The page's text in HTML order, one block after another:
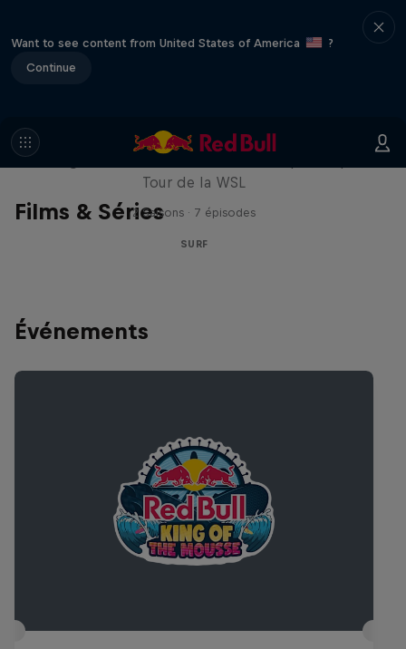
Want to see content from United States of America
?
Continue
Films & Séries
Inside Pro Surfing
Tour de la WSL
2 Saisons · 7 épisodes
SURF
Événements